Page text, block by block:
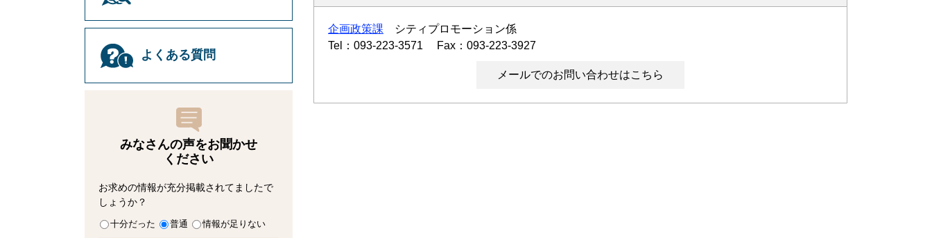
企画政策課
シティプロモーション係
Tel：093-223-3571
Fax：093-223-3927
メールでのお問い合わせはこちら
よくある質問
みなさんの声をお聞かせ
ください
お求めの情報が充分掲載されてましたで
しょうか？
十分だった 普通 情報が足りない